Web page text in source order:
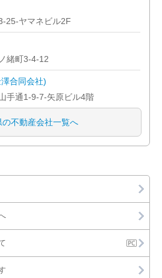
25-ヤマネビル2F
緒町3-4-12
合同会社)
手通1-9-7-矢原ビル4階
の不動産会社一覧へ